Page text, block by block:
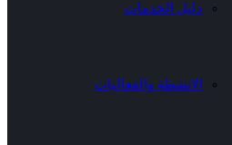
دليل الخدمات
الانشطة والفعاليات